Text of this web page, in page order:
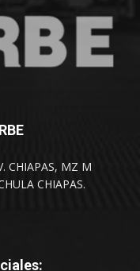
CHIAPAS, MZ M
CHIAPAS.